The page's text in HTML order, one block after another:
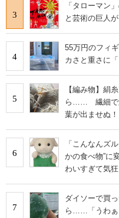
3
「タローマン
と芸術の巨人
4
55万円のフィ
カさと重さに
5
【編み物】絹
ら…… 繊細で
葉が出ませぬ！
6
「こんなんズ
かの食べ物”
わいすぎて気狂
7
ダイソーで買
ら……「うわぁ